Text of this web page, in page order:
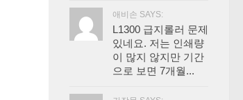
애비손 SAYS:
L1300 급지롤러 문제
있네요. 저는 인쇄량
이 많지 않지만 기간
으로 보면 7개월...